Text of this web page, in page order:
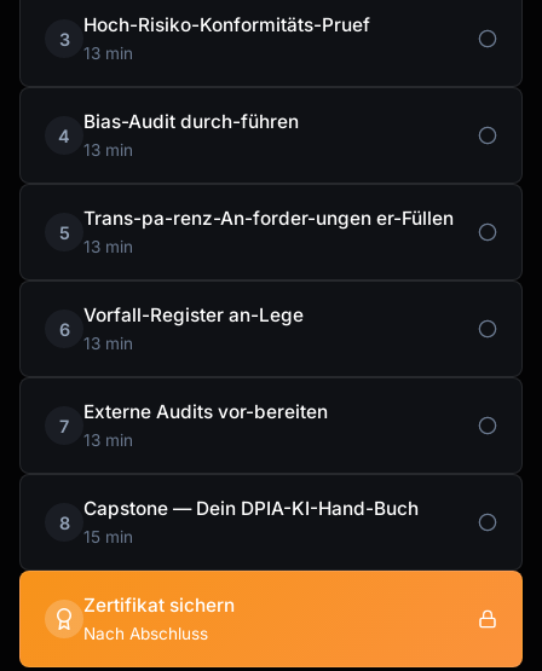
3
Hoch-Risiko-Konformitäts-Pruef
13 min
4
Bias-Audit durch-führen
13 min
5
Trans-pa-renz-An-forder-ungen er-Füllen
13 min
6
Vorfall-Register an-Lege
13 min
7
Externe Audits vor-bereiten
13 min
8
Capstone — Dein DPIA-KI-Hand-Buch
15 min
Zertifikat sichern
Nach Abschluss